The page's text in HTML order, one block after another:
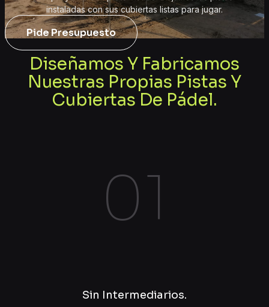
instaladas con sus cubiertas listas para jugar.
Pide Presupuesto
Diseñamos Y Fabricamos
Nuestras Propias Pistas Y
Cubiertas De Pádel.
01
Sin Intermediarios.